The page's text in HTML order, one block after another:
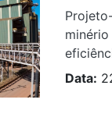
Data: